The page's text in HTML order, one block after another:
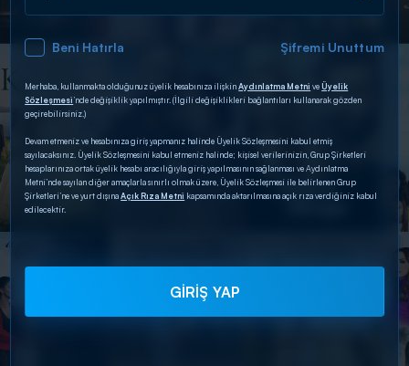
DİĞER SONUÇLAR
Beni Hatırla Şifremi Unuttum
Merhaba, kullanmakta olduğunuz üyelik hesabınıza ilişkinAydınlatma Metni veÜyelik
Sözleşmesi’nde değişiklik yapılmıştır. (İlgili değişiklikleri bağlantıları kullanarak gözden
geçirebilirsiniz.)
Devam etmeniz ve hesabınıza giriş yapmanız halinde Üyelik Sözleşmesini kabul etmiş
sayılacaksınız. Üyelik Sözleşmesini kabul etmeniz halinde; kişisel verilerinizin, Grup Şirketleri
hesaplarınıza ortak üyelik hesabı aracılığıyla giriş yapılmasının sağlanması ve Aydınlatma
Metni’nde sayılan diğer amaçlarla sınırlı olmak üzere, Üyelik Sözleşmesi ile belirlenen Grup
Şirketleri’ne ve yurt dışınaAçık Rıza Metni kapsamında aktarılmasına açık rıza verdiğiniz kabul
edilecektir.
GİRİŞ YAP